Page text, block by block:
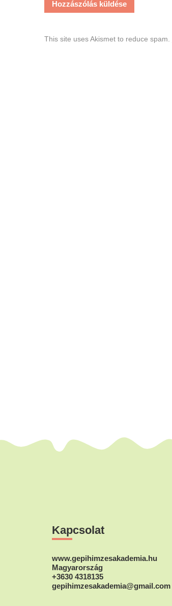
This site uses Akismet to reduce spam.
Kapcsolat
www.gepihimzesakademia.hu
Magyarország
+3630 4318135
gepihimzesakademia@gmail.com